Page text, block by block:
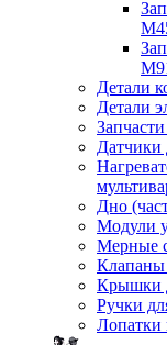
Детали
Детали
Датчики
Дно
Модули
Мерные
Клапаны
Крышки
Ручки
Лопатки